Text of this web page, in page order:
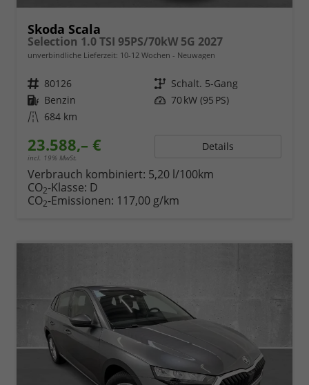
Skoda Scala
Selection 1.0 TSI 95PS/70kW 5G 2027
unverbindliche Lieferzeit: 10-12 Wochen Neuwagen
Fahrzeugnr. 80126 Getriebe Schalt. 5-Gang
Kraftstoff Benzin Leistung 70 kW (95 PS)
Kilometerstand 684 km
23.588,– €
incl. 19% MwSt.
Details
Verbrauch kombiniert: 5,20 l/100km
CO2-Klasse: D
CO2-Emissionen: 117,00 g/km